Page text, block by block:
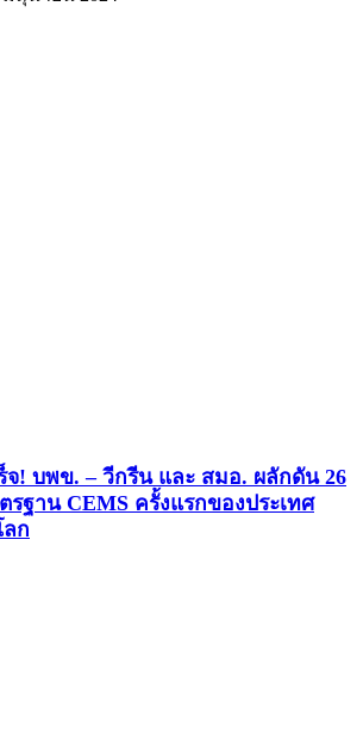
จ! บพข. – วีกรีน และ สมอ. ผลักดัน 26
ฐาน CEMS ครั้งแรกของประเทศ
ก